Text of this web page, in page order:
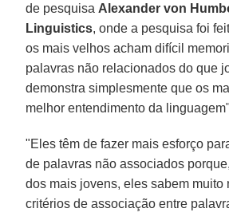
de pesquisa Alexander von
Linguistics, onde a pesquisa foi
os mais velhos acham difícil
palavras não relacionados do que
demonstra simplesmente que os
melhor entendimento da
"Eles têm de fazer mais esforço
de palavras não associados
dos mais jovens, eles sabem muito
critérios de associação entre